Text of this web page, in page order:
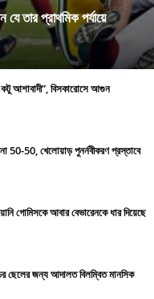
তার প্রাথমিক পর্যায়ে
আশাবাদী”, বিসকারোসে আগুন
50-50, খেলোয়াড় পুনর্নবীকরণ প্রস্তাবে
গোমিসকে আবার বেভারেনকে ধার দিয়েছে
ছেলের জন্য আদালত বিলম্বিত মানসিক